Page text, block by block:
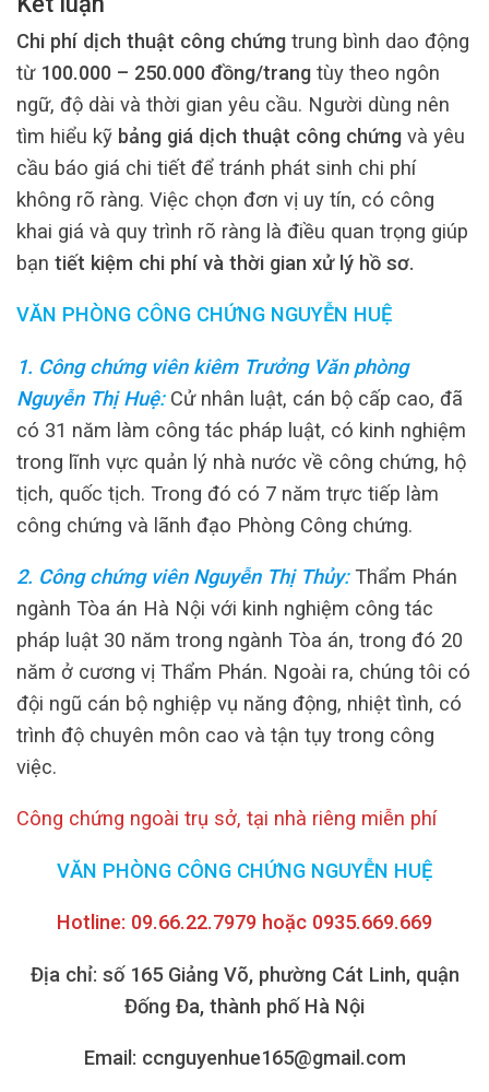
Chi phí dịch thuật công chứng trung bình dao động
từ 100.000 – 250.000 đồng/trang tùy theo ngôn
ngữ, độ dài và thời gian yêu cầu. Người dùng nên
tìm hiểu kỹ bảng giá dịch thuật công chứng và yêu
cầu báo giá chi tiết để tránh phát sinh chi phí
không rõ ràng. Việc chọn đơn vị uy tín, có công
khai giá và quy trình rõ ràng là điều quan trọng giúp
bạn tiết kiệm chi phí và thời gian xử lý hồ sơ.
VĂN PHÒNG CÔNG CHỨNG NGUYỄN HUỆ
1. Công chứng viên kiêm Trưởng Văn phòng
Nguyễn Thị Huệ: Cử nhân luật, cán bộ cấp cao, đã
có 31 năm làm công tác pháp luật, có kinh nghiệm
trong lĩnh vực quản lý nhà nước về công chứng, hộ
tịch, quốc tịch. Trong đó có 7 năm trực tiếp làm
công chứng và lãnh đạo Phòng Công chứng.
2. Công chứng viên Nguyễn Thị Thủy:Thẩm Phán
ngành Tòa án Hà Nội với kinh nghiệm công tác
pháp luật 30 năm trong ngành Tòa án, trong đó 20
năm ở cương vị Thẩm Phán. Ngoài ra, chúng tôi có
đội ngũ cán bộ nghiệp vụ năng động, nhiệt tình, có
trình độ chuyên môn cao và tận tụy trong công
việc.
Công chứng ngoài trụ sở, tại nhà riêng miễn phí
VĂN PHÒNG CÔNG CHỨNG NGUYỄN HUỆ
Hotline: 09.66.22.7979 hoặc 0935.669.669
Địa chỉ: số 165 Giảng Võ, phường Cát Linh, quận
Đống Đa, thành phố Hà Nội
Email: ccnguyenhue165@gmail.com